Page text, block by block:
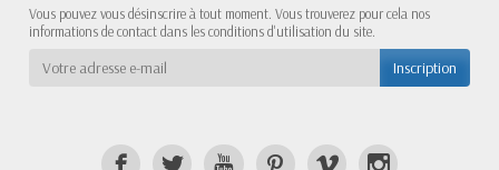
Vous pouvez vous désinscrire à tout moment. Vous trouverez pour cela nos
informations de contact dans les conditions d'utilisation du site.